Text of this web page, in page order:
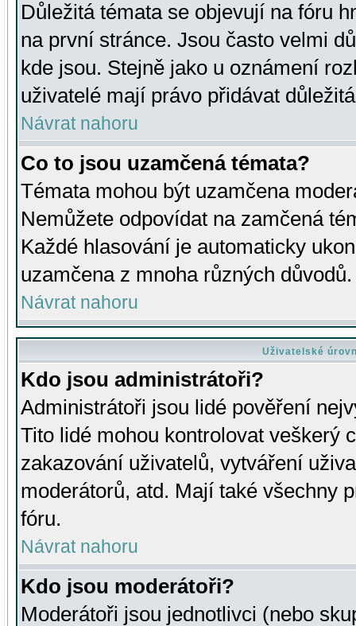
Důležitá témata se objevují na fóru
na první stránce. Jsou často velmi
kde jsou. Stejně jako u oznámení
uživatelé mají právo přidávat
Návrat nahoru
Co to jsou uzamčená témata?
Témata mohou být uzamčena
Nemůžete odpovídat na zamčená
Každé hlasování je automaticky
uzamčena z mnoha různých důvodů.
Návrat nahoru
Uživatelské
Kdo jsou administrátoři?
Administrátoři jsou lidé pověření
Tito lidé mohou kontrolovat veškerý
zakazování uživatelů, vytváření
moderátorů, atd. Mají také všechny
fóru.
Návrat nahoru
Kdo jsou moderátoři?
Moderátoři jsou jednotlivci (nebo